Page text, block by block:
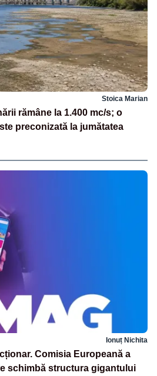
Stoica Marian
rămâne la 1.400 mc/s; o
preconizată la jumătatea
Ionuț Nichita
Comisia Europeană a
schimbă structura gigantului